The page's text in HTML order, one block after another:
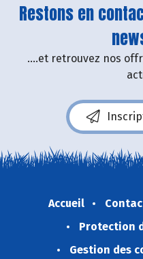
Restons en
....et retrouvez nos
Accueil
Protection
Gestion des